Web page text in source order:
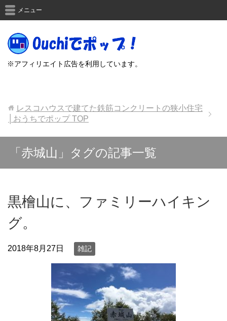
※アフィリエイト広告を利用しています。
メニュー
レスコハウスで建てた鉄筋コンクリートの狭小住宅
│おうちでポップTOP
「赤城山」タグの記事一覧
黒檜山に、ファミリーハイキン
グ。
2018年8月27日 雑記